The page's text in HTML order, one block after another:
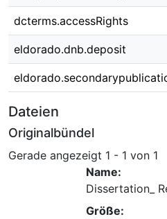
dcterms.accessRights
eldorado.dnb.deposit
Dateien
Originalbündel
Gerade angezeigt 1 - 1 von 1
Name:
Dissertation_
Größe: